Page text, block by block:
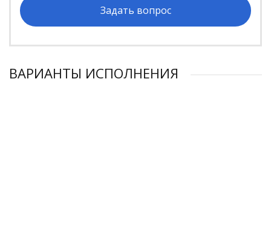
Задать вопрос
ВАРИАНТЫ ИСПОЛНЕНИЯ